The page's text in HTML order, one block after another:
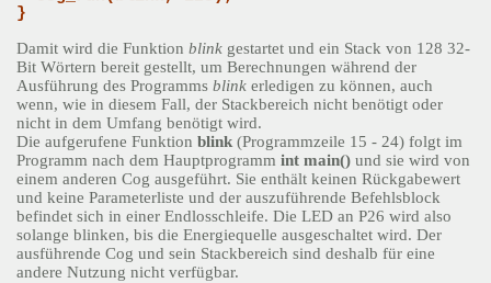
}
Damit wird die Funktion blink gestartet und ein Stack von 128 32-
Bit Wörtern bereit gestellt, um Berechnungen während der
Ausführung des Programms blink erledigen zu können, auch
wenn, wie in diesem Fall, der Stackbereich nicht benötigt oder
nicht in dem Umfang benötigt wird.
Die aufgerufene Funktion blink(Programmzeile 15 - 24) folgt im
Programm nach dem Hauptprogramm int main() und sie wird von
einem anderen Cog ausgeführt. Sie enthält keinen Rückgabewert
und keine Parameterliste und der auszuführende Befehlsblock
befindet sich in einer Endlosschleife. Die LED an P26 wird also
solange blinken, bis die Energiequelle ausgeschaltet wird. Der
ausführende Cog und sein Stackbereich sind deshalb für eine
andere Nutzung nicht verfügbar.